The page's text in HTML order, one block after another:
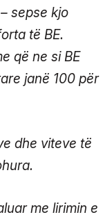
sepse kjo
të BE.
që ne si BE
janë 100 për
dhe viteve të
me lirimin e